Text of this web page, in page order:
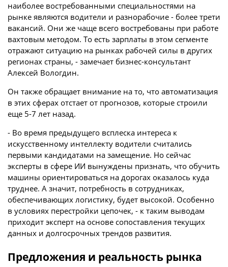
наиболее востребованными специальностями на
рынке являются водители и разнорабочие - более трети
вакансий. Они же чаще всего востребованы при работе
вахтовым методом. То есть зарплаты в этом сегменте
отражают ситуацию на рынках рабочей силы в других
регионах страны, - замечает бизнес-консультант
Алексей Вологдин.
Он также обращает внимание на то, что автоматизация
в этих сферах отстает от прогнозов, которые строили
еще 5-7 лет назад.
- Во время предыдущего всплеска интереса к
искусственному интеллекту водители считались
первыми кандидатами на замещение. Но сейчас
эксперты в сфере ИИ вынуждены признать, что обучить
машины ориентироваться на дорогах оказалось куда
труднее. А значит, потребность в сотрудниках,
обеспечивающих логистику, будет высокой. Особенно
в условиях перестройки цепочек, - к таким выводам
приходит эксперт на основе сопоставления текущих
данных и долгосрочных трендов развития.
Предложения и реальность рынка